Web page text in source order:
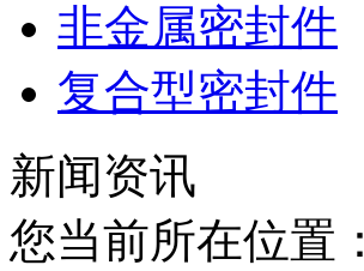
非金属密封件
复合型密封件
新闻资讯
您当前所在位置：